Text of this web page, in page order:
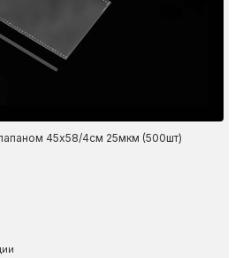
45х58/4см 25мкм (500шт)